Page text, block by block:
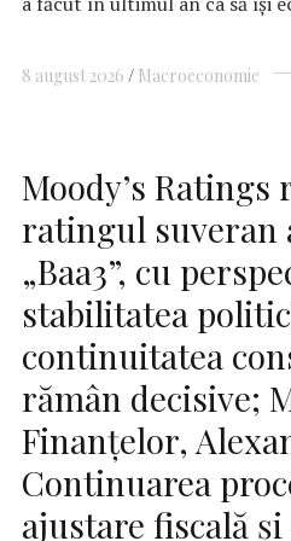
8 august 2026 Macroeconomie
Moody’s
ratingul suveran
„Baa3”, cu
stabilitatea
continuitatea
rămân decisive;
Finanțelor,
Continuarea
ajustare fiscală